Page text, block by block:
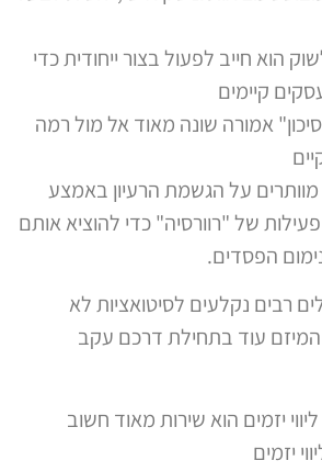
הוא חייב לפעול בצור ייחודית כדי
קיימים
אמורה שונה מאוד אל מול רמה
על הגשמת הרעיון באמצע
של "רוורסיה" כדי להוציא אותם
הפסדים.
רבים נקלעים לסיטואציות לא
המיזם עוד בתחילת דרכם עקב
יזמים הוא שירות מאוד חשוב
יזמים